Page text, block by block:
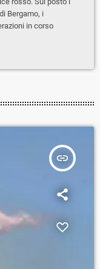
Bergamo, i
in corso
insert_link